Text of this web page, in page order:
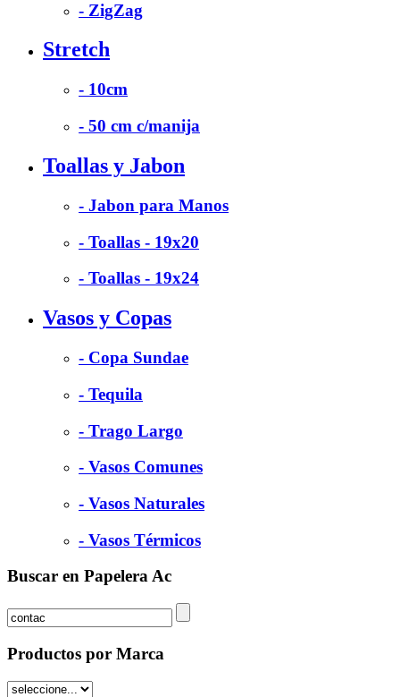
- ZigZag
Stretch
- 10cm
- 50 cm c/manija
Toallas y Jabon
- Jabon para Manos
- Toallas - 19x20
- Toallas - 19x24
Vasos y Copas
- Copa Sundae
- Tequila
- Trago Largo
- Vasos Comunes
- Vasos Naturales
- Vasos Térmicos
Buscar en Papelera Ac
Productos por Marca